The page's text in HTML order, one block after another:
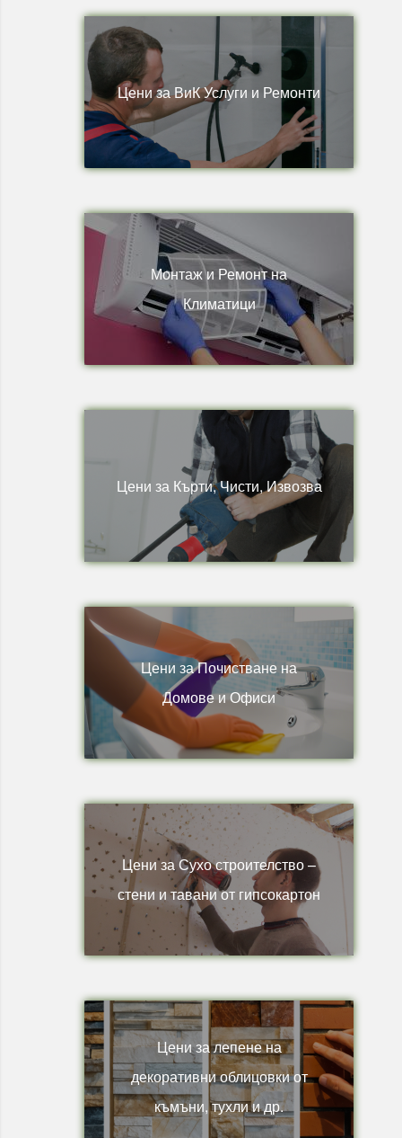
Цени за ВиК Услуги и Ремонти
Монтаж и Ремонт на
Климатици
Цени за Кърти, Чисти, Извозва
Цени за Почистване на
Домове и Офиси
Цени за Сухо строителство –
стени и тавани от гипсокартон
Цени за лепене на
декоративни облицовки от
къмъни, тухли и др.